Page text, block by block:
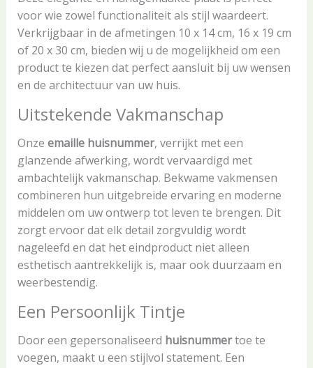
voor wie zowel functionaliteit als stijl waardeert.
Verkrijgbaar in de afmetingen 10 x 14 cm, 16 x 19 cm
of 20 x 30 cm, bieden wij u de mogelijkheid om een
product te kiezen dat perfect aansluit bij uw wensen
en de architectuur van uw huis.
Uitstekende Vakmanschap
Onze emaille huisnummer, verrijkt met een
glanzende afwerking, wordt vervaardigd met
ambachtelijk vakmanschap. Bekwame vakmensen
combineren hun uitgebreide ervaring en moderne
middelen om uw ontwerp tot leven te brengen. Dit
zorgt ervoor dat elk detail zorgvuldig wordt
nageleefd en dat het eindproduct niet alleen
esthetisch aantrekkelijk is, maar ook duurzaam en
weerbestendig.
Een Persoonlijk Tintje
Door een gepersonaliseerd huisnummertoe te
voegen, maakt u een stijlvol statement. Een